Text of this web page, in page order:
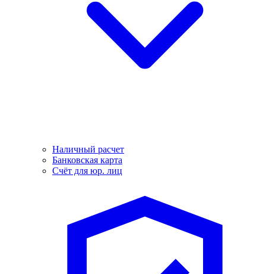
Наличный расчет
Банковская карта
Счёт для юр. лиц